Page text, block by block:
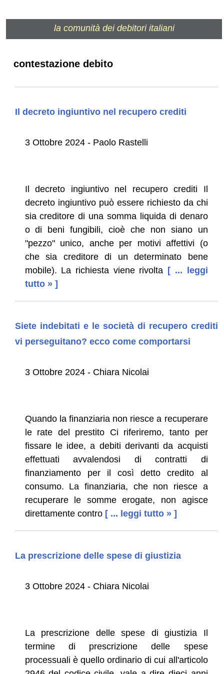
la comunità dei debitori italiani
contestazione debito
Il decreto ingiuntivo nel recupero crediti
3 Ottobre 2024 - Paolo Rastelli
Il decreto ingiuntivo nel recupero crediti Il
decreto ingiuntivo può essere richiesto da chi
sia creditore di una somma liquida di denaro
o di beni fungibili, cioè che non siano un
"pezzo" unico, anche per motivi affettivi (o
che sia creditore di un determinato bene
mobile). La richiesta viene rivolta [ ... leggi
tutto » ]
Siete indebitati e le società di recupero crediti
vi perseguitano? ecco come comportarsi
3 Ottobre 2024 - Chiara Nicolai
Quando la finanziaria non riesce a recuperare
le rate del prestito Ci riferiremo, tanto per
fissare le idee, a debiti derivanti da acquisti
effettuati avvalendosi di contratti di
finanziamento per il così detto credito al
consumo. La finanziaria, che non riesce a
recuperare le somme erogate, non agisce
direttamente contro [ ... leggi tutto » ]
La prescrizione delle spese di giustizia
3 Ottobre 2024 - Chiara Nicolai
La prescrizione delle spese di giustizia Il
termine di prescrizione delle spese
processuali è quello ordinario di cui all'articolo